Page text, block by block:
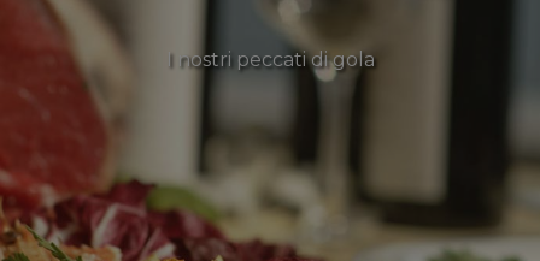
I nostri peccati di gola